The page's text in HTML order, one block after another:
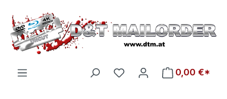
Zum Hauptinhalt springen
Du hast 0 Produkte auf
0,00 €*